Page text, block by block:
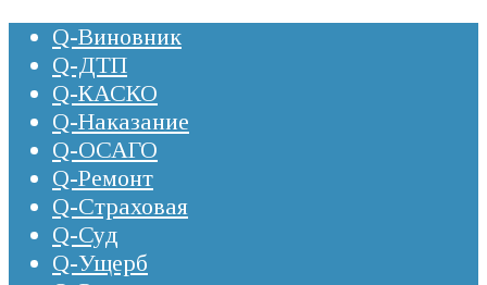
Q-Виновник
Q-ДТП
Q-КАСКО
Q-Наказание
Q-ОСАГО
Q-Ремонт
Q-Страховая
Q-Суд
Q-Ущерб